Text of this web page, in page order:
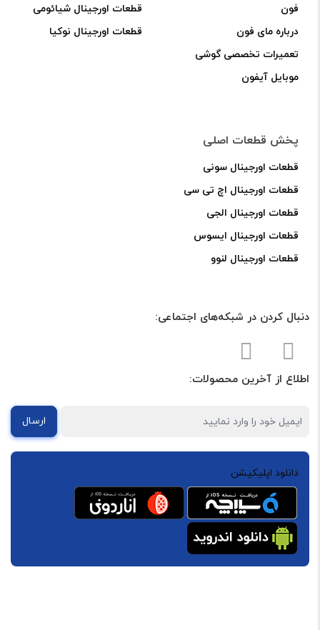
فون
درباره مای فون
تعمیرات تخصصی گوشی
موبایل آیفون
قطعات اورجینال شیائومی
قطعات اورجینال نوکیا
پخش قطعات اصلی
قطعات اورجینال سونی
قطعات اورجینال اچ تی سی
قطعات اورجینال الجی
قطعات اورجینال ایسوس
قطعات اورجینال لنوو
دنبال کردن در شبکه‌های اجتماعی:
اطلاع از آخرین محصولات:
ارسال
دانلود اپلیکیشن